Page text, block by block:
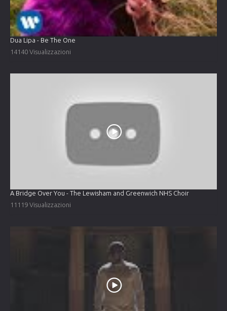
Dua Lipa - Be The One
14140 Visualizzazioni
A Bridge Over You - The Lewisham and Greenwich NHS Choir
11119 Visualizzazioni